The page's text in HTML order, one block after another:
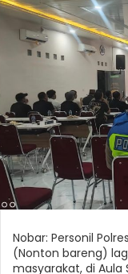
Nobar: Personil
(Nonton bareng)
masyarakat, di Aula